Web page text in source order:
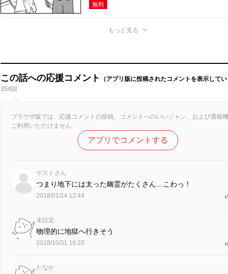
無料
もっと見る
この話への応援コメント
（アプリ版に投稿されたコメントを表示して
354回
ブラウザ版では、応援コメントの投稿、コメントへのいいジャン、および通報
ご利用いただけません
アプリでコメントする
ゲストさん
つまり地下には太った幽霊がたくさん…こわっ！
2018/01/14 12:44
未設定
物理的に地獄へ行きそう
2018/10/31 18:20
たなか